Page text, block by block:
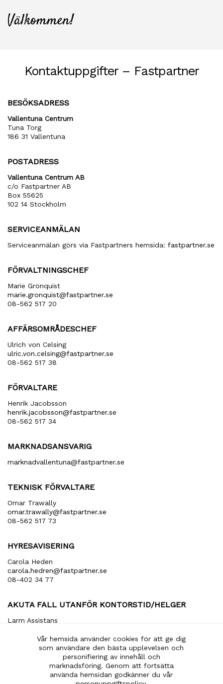
Välkommen!
Kontaktuppgifter – Fastpartner
BESÖKSADRESS
Vallentuna Centrum
Tuna Torg
186 31 Vallentuna
POSTADRESS
Vallentuna Centrum AB
c/o Fastpartner AB
Box 55625
102 14 Stockholm
SERVICEANMÄLAN
Serviceanmälan görs via Fastpartners hemsida: fastpartner.se
FÖRVALTNINGSCHEF
Marie Grönquist
marie​.gronquist​@fastpartner​.se
08-562 517 20
AFFÄRSOMRÅDESCHEF
Ulrich von Celsing
ulric​.von​.celsing​@fastpartner​.se
08-562 517 38
FÖRVALTARE
Henrik Jacobsson
henrik​.jacobsson​@fastpartner​.se
08-562 517 34
MARKNADSANSVARIG
marknadvallentuna​@fastpartner​.se
TEKNISK FÖRVALTARE
Omar Trawally
omar.trawally@fastpartner.se
08-562 517 73
HYRESAVISERING
Carola Heden
carola​.hedren​@fastpartner​.se
08-402 34 77
AKUTA FALL UTANFÖR KONTORSTID/HELGER
Larm Assistans
070-849 20 00
EN DEL AV
Vår hemsida använder cookies för att ge dig
som användare den bästa upplevelsen och
personifiering av innehåll och
marknadsföring. Genom att fortsätta
använda hemsidan godkänner du vår